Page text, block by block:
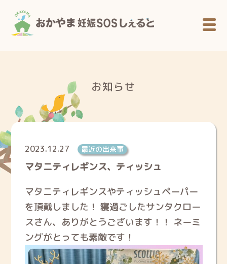
お知らせ
2023.12.27 最近の出来事
マタニティレギンス、ティッシュ
マタニティレギンスやティッシュペーパー
を頂戴しました！ 寝過ごしたサンタクロー
スさん、ありがとうございます！！ ネーミ
ングがとっても素敵です！